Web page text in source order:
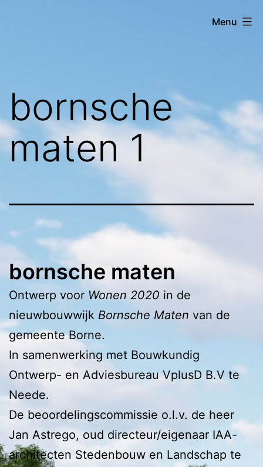
Menu
bornsche
maten 1
bornsche maten
Ontwerp voor Wonen 2020 in de
nieuwbouwwijk Bornsche Maten van de
gemeente Borne.
In samenwerking met Bouwkundig
Ontwerp- en Adviesbureau VplusD B.V te
Neede.
De beoordelingscommissie o.l.v. de heer
Jan Astrego, oud directeur/eigenaar IAA-
architecten Stedenbouw en Landschap te